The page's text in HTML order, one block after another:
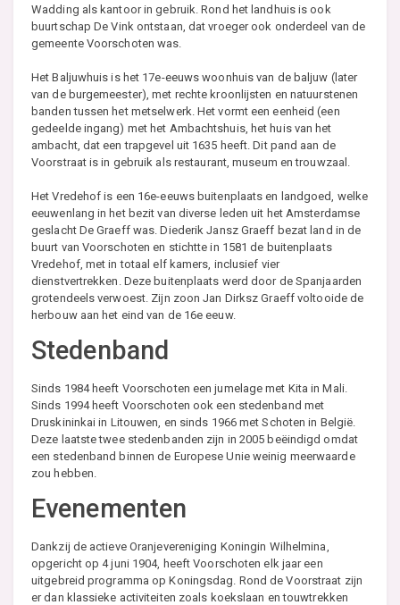
Wadding als kantoor in gebruik. Rond het landhuis is ook
buurtschap De Vink ontstaan, dat vroeger ook onderdeel van de
gemeente Voorschoten was.
Het Baljuwhuis is het 17e-eeuws woonhuis van de baljuw (later
van de burgemeester), met rechte kroonlijsten en natuurstenen
banden tussen het metselwerk. Het vormt een eenheid (een
gedeelde ingang) met het Ambachtshuis, het huis van het
ambacht, dat een trapgevel uit 1635 heeft. Dit pand aan de
Voorstraat is in gebruik als restaurant, museum en trouwzaal.
Het Vredehof is een 16e-eeuws buitenplaats en landgoed, welke
eeuwenlang in het bezit van diverse leden uit het Amsterdamse
geslacht De Graeff was. Diederik Jansz Graeff bezat land in de
buurt van Voorschoten en stichtte in 1581 de buitenplaats
Vredehof, met in totaal elf kamers, inclusief vier
dienstvertrekken. Deze buitenplaats werd door de Spanjaarden
grotendeels verwoest. Zijn zoon Jan Dirksz Graeff voltooide de
herbouw aan het eind van de 16e eeuw.
Stedenband
Sinds 1984 heeft Voorschoten een jumelage met Kita in Mali.
Sinds 1994 heeft Voorschoten ook een stedenband met
Druskininkai in Litouwen, en sinds 1966 met Schoten in België.
Deze laatste twee stedenbanden zijn in 2005 beëindigd omdat
een stedenband binnen de Europese Unie weinig meerwaarde
zou hebben.
Evenementen
Dankzij de actieve Oranjevereniging Koningin Wilhelmina,
opgericht op 4 juni 1904, heeft Voorschoten elk jaar een
uitgebreid programma op Koningsdag. Rond de Voorstraat zijn
er dan klassieke activiteiten zoals koekslaan en touwtrekken